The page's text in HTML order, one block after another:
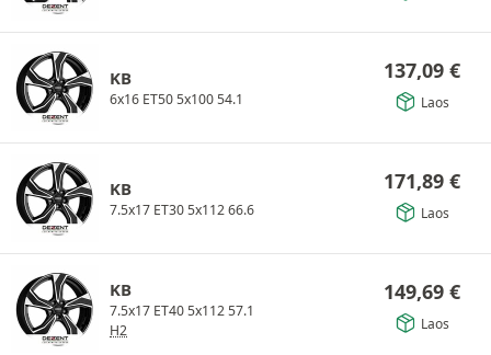
KB
6x16 ET50 5x100 54.1
137,09 €
Laos
KB
7.5x17 ET30 5x112 66.6
171,89 €
Laos
KB
7.5x17 ET40 5x112 57.1
H2
149,69 €
Laos